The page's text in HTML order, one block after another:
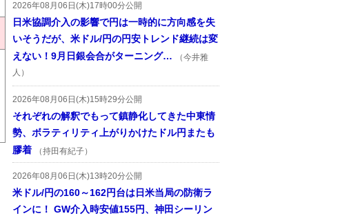
2026年08月06日(木)17時00分公開
日米協調介入の影響で円は一時的に方向感を失
いそうだが、米ドル/円の円安トレンド継続は変
えない！9月日銀会合がターニング…
（今井雅
人）
2026年08月06日(木)15時29分公開
それぞれの解釈でもって鎮静化してきた中東情
勢、ボラティリティ上がりかけたドル円またも
膠着
（持田有紀子）
2026年08月06日(木)13時20分公開
米ドル/円の160～162円台は日米当局の防衛ラ
インに！ GW介入時安値155円、神田シーリン